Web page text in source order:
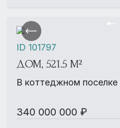
ДОМ, 521.5 М²
В коттеджном
340 000 000 ₽
ID 101797